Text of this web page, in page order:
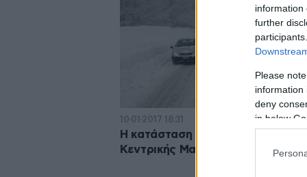
information
further
Please
information
deny
in below
10·01·2017 18:31
Η κατάσταση στο οδικό δίκτυο της
Κεντρικής Μακεδονίας